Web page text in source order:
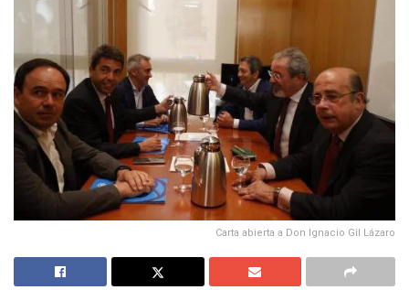
Carta abierta a Don Ignacio Gil Lázaro